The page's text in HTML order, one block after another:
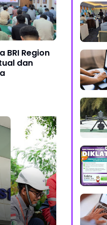
BRI Region
dan